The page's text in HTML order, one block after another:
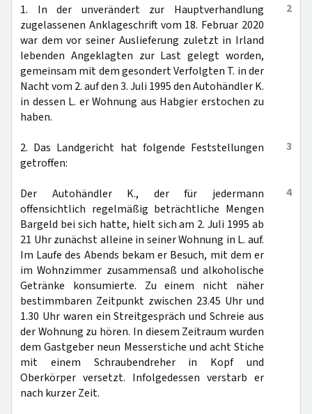
2
1. In der unverändert zur Hauptverhandlung
zugelassenen Anklageschrift vom 18. Februar 2020
war dem vor seiner Auslieferung zuletzt in Irland
lebenden Angeklagten zur Last gelegt worden,
gemeinsam mit dem gesondert Verfolgten T. in der
Nacht vom 2. auf den 3. Juli 1995 den Autohändler K.
in dessen L. er Wohnung aus Habgier erstochen zu
haben.
3
2. Das Landgericht hat folgende Feststellungen
getroffen:
4
Der Autohändler K., der für jedermann
offensichtlich regelmäßig beträchtliche Mengen
Bargeld bei sich hatte, hielt sich am 2. Juli 1995 ab
21 Uhr zunächst alleine in seiner Wohnung in L. auf.
Im Laufe des Abends bekam er Besuch, mit dem er
im Wohnzimmer zusammensaß und alkoholische
Getränke konsumierte. Zu einem nicht näher
bestimmbaren Zeitpunkt zwischen 23.45 Uhr und
1.30 Uhr waren ein Streitgespräch und Schreie aus
der Wohnung zu hören. In diesem Zeitraum wurden
dem Gastgeber neun Messerstiche und acht Stiche
mit einem Schraubendreher in Kopf und
Oberkörper versetzt. Infolgedessen verstarb er
nach kurzer Zeit.